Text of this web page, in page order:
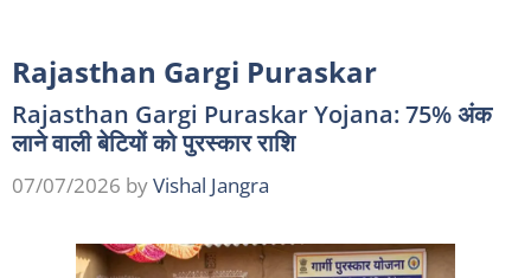
Rajasthan Gargi Puraskar
Rajasthan Gargi Puraskar Yojana: 75% अंक
लाने वाली बेटियों को पुरस्कार राशि
07/07/2026 byVishal Jangra